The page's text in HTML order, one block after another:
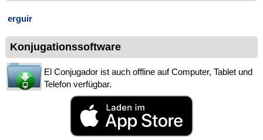
erguir
Konjugationssoftware
El Conjugador ist auch offline auf Computer, Tablet und
Telefon verfügbar.